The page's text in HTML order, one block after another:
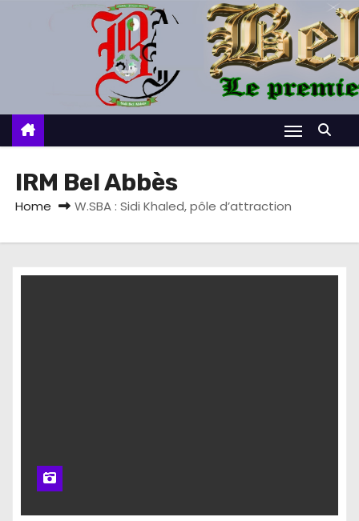
c
IRM Bel Abbès
Home W.SBA : Sidi Khaled, pôle d’attraction